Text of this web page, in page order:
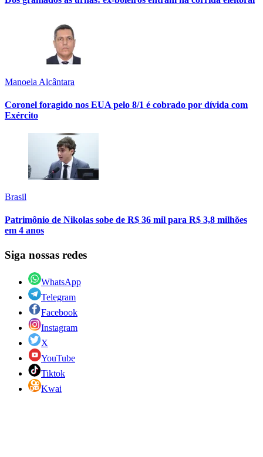
Manoela Alcântara
Coronel foragido nos EUA pelo 8/1 é cobrado por dívida com
Exército
Brasil
Patrimônio de Nikolas sobe de R$ 36 mil para R$ 3,8 milhões
em 4 anos
Siga nossas redes
WhatsApp
Telegram
Facebook
Instagram
X
YouTube
Tiktok
Kwai